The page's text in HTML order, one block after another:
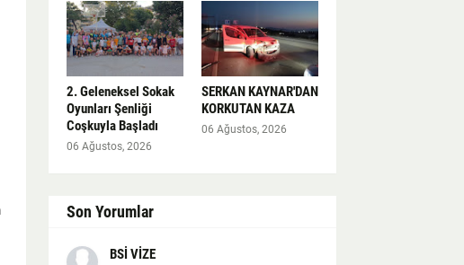
2. Geleneksel Sokak
Oyunları Şenliği
Coşkuyla Başladı
06 Ağustos, 2026
SERKAN KAYNAR'DAN
KORKUTAN KAZA
06 Ağustos, 2026
Son Yorumlar
BSİ VİZE